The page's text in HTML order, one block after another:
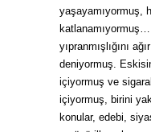
yaşayamıyormuş,
katlanamıyormuş…
yıpranmışlığını
deniyormuş.
içiyormuş ve
içiyormuş, birini
konular, edebi,